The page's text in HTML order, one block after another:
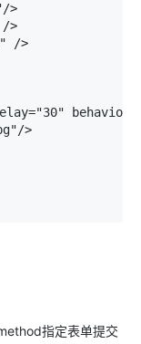
>
/>
/>
>
指定表单提交